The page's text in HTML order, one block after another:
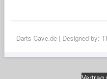
Darts-Cave.de| Designed by: